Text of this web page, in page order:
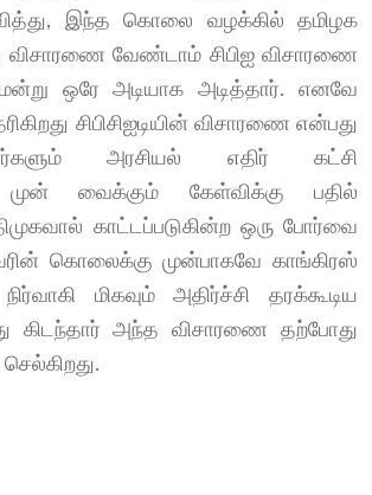
இந்த கொலை வழக்கில் தமிழக
விசாரணை வேண்டாம் சிபிஐ விசாரணை
ஒரே அடியாக அடித்தார். எனவே
சிபிசிஐடியின் விசாரணை என்பது
அரசியல் எதிர் கட்சி
வைக்கும் கேள்விக்கு பதில்
காட்டப்படுகின்ற ஒரு போர்வை
கொலைக்கு முன்பாகவே காங்கிரஸ்
மிகவும் அதிர்ச்சி தரக்கூடிய
கிடந்தார் அந்த விசாரணை தற்போது